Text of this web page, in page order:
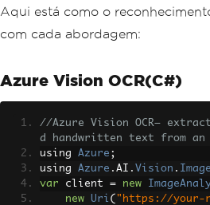
Aqui está como o
com cada abordagem:
Azure Vision OCR(C#)
//Azure Vision OCR—
d handwritten text from an
using Azure ;
using Azure . AI . Vision .
var client = new
new
Uri ( "https://your-